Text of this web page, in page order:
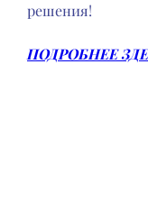
решения!
ПОДРОБНЕЕ